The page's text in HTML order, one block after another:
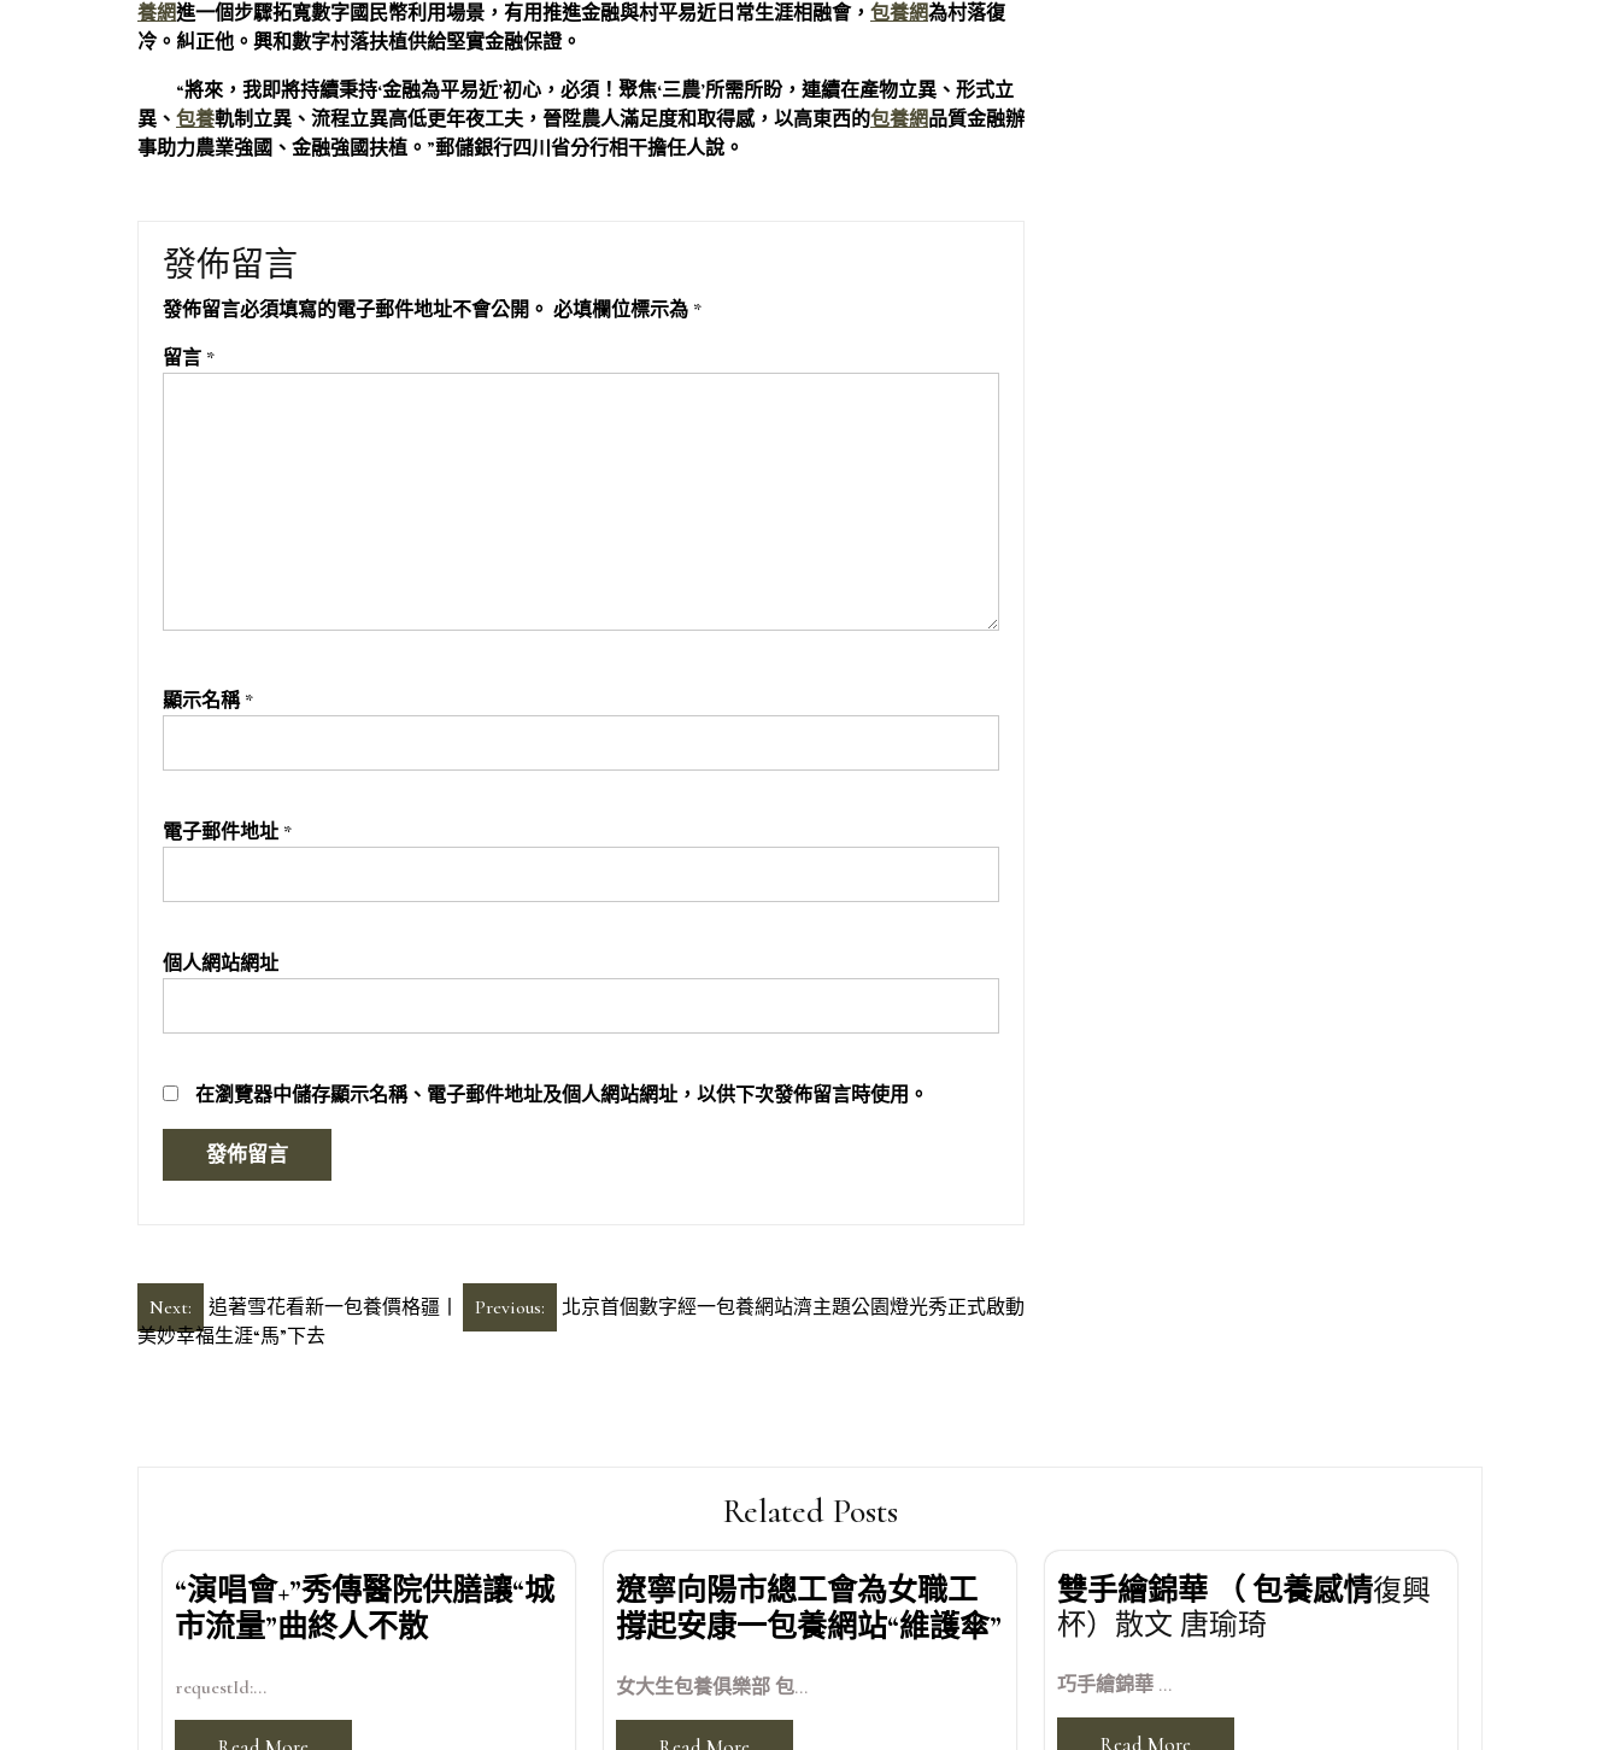
養網進一個步驟拓寬數字國民幣利用場景，有用推進金融與村平易近日常生涯相融會， 包養網為村落復
冷。糾正他。興和數字村落扶植供給堅實金融保證。
“將來，我即將持續秉持‘金融為平易近’初心，必須！聚焦‘三農’所需所盼，連續在產物立異、形式立
異、 包養軌制立異、流程立異高低更年夜工夫，晉陞農人滿足度和取得感，以高東西的包養網品質金融辦
事助力農業強國、金融強國扶植。”郵儲銀行四川省分行相干擔任人說。
發佈留言
發佈留言必須填寫的電子郵件地址不會公開。 必填欄位標示為 *
留言 *
顯示名稱 *
電子郵件地址 *
個人網站網址
在瀏覽器中儲存顯示名稱、電子郵件地址及個人網站網址，以供下次發佈留言時使用。
文
章
Previous: 北京首個數字經一包養網站濟主題公園燈光秀正式啟動
Next:
追著雪花看新一包養價格疆丨
美妙幸福生涯“馬”下去
Related Posts
“演唱會+”秀傳醫院供膳讓“城
市流量”曲終人不散
requestId:...
遼寧向陽市總工會為女職工
撐起安康一包養網站“維護傘”
女大生包養俱樂部 包...
雙手繪錦華 （ 包養感情復興
杯）散文 唐瑜琦
巧手繪錦華 ...